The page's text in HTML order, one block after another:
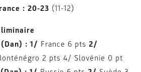
: 20-23 (11-12)
: 1/ France 6 pts 2/
2 pts 4/ Slovénie 0 pt